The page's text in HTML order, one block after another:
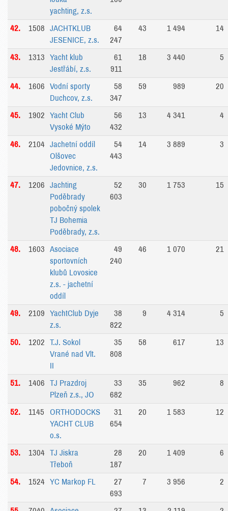
yachting, z.s.
42. 1508
JACHTKLUB
JESENICE, z.s.
64
247
43 1 494 14
43. 1313
Yacht klub
Jestřábí, z.s.
61
911
18 3 440 5
44. 1606
Vodní sporty
Duchcov, z.s.
58
347
59 989 20
45. 1902
Yacht Club
Vysoké Mýto
56
432
13 4 341 4
46. 2104 Jachetní oddíl
Olšovec
Jedovnice, z.s.
54
443
14 3 889 3
47. 1206
Jachting
Poděbrady
pobočný spolek
TJ Bohemia
Poděbrady, z.s.
52
603
30 1 753 15
48. 1603
Asociace
sportovních
klubů Lovosice
z.s. - jachetní
oddíl
49
240
46 1 070 21
49. 2109
YachtClub Dyje
z.s.
38
822
9 4 314 5
50. 1202
T.J. Sokol
Vrané nad Vlt.
II
35
808
58 617 13
51. 1406
TJ Prazdroj
Plzeň z.s., JO
33
682
35 962 8
52. 1145
ORTHODOCKS
YACHT CLUB
o.s.
31
654
20 1 583 12
53. 1304 TJ Jiskra
Třeboň
28
187
20 1 409 6
54. 1524 YC Markop FL
27
693
7 3 956 2